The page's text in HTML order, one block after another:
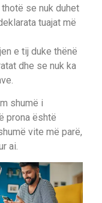
se nuk duhet
tuajat më
e tij duke thënë
dhe se nuk ka
shumë i
prona është
vite më parë,
ai.